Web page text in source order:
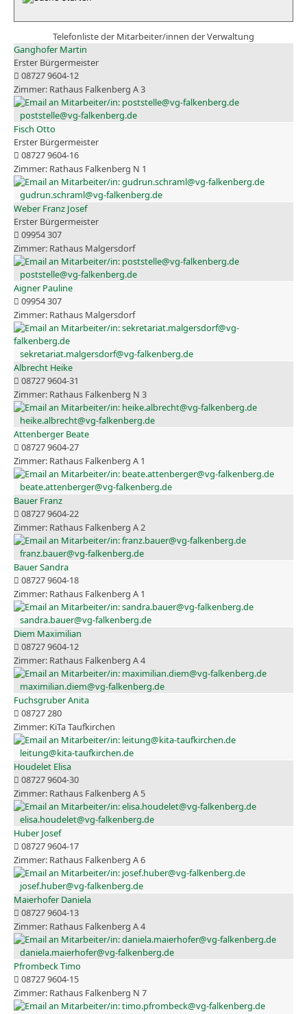
Telefonliste der Mitarbeiter/innen der Verwaltung
Ganghofer Martin
Erster Bürgermeister
08727 9604-12
Rathaus Falkenberg A 3
poststelle@vg-falkenberg.de
Fisch Otto
Erster Bürgermeister
08727 9604-16
Rathaus Falkenberg N 1
gudrun.schraml@vg-falkenberg.de
Weber Franz Josef
Erster Bürgermeister
09954 307
Rathaus Malgersdorf
poststelle@vg-falkenberg.de
Aigner Pauline
09954 307
Rathaus Malgersdorf
sekretariat.malgersdorf@vg-falkenberg.de
Albrecht Heike
08727 9604-31
Rathaus Falkenberg N 3
heike.albrecht@vg-falkenberg.de
Attenberger Beate
08727 9604-27
Rathaus Falkenberg A 1
beate.attenberger@vg-falkenberg.de
Bauer Franz
08727 9604-22
Rathaus Falkenberg A 2
franz.bauer@vg-falkenberg.de
Bauer Sandra
08727 9604-18
Rathaus Falkenberg A 1
sandra.bauer@vg-falkenberg.de
Diem Maximilian
08727 9604-12
Rathaus Falkenberg A 4
maximilian.diem@vg-falkenberg.de
Fuchsgruber Anita
08727 280
KiTa Taufkirchen
leitung@kita-taufkirchen.de
Houdelet Elisa
08727 9604-30
Rathaus Falkenberg A 5
elisa.houdelet@vg-falkenberg.de
Huber Josef
08727 9604-17
Rathaus Falkenberg A 6
josef.huber@vg-falkenberg.de
Maierhofer Daniela
08727 9604-13
Rathaus Falkenberg A 4
daniela.maierhofer@vg-falkenberg.de
Pfrombeck Timo
08727 9604-15
Rathaus Falkenberg N 7